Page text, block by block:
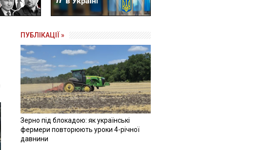
ПУБЛІКАЦІЇ »
Зерно під блокадою: як українські
фермери повторюють уроки 4-річної
давнини